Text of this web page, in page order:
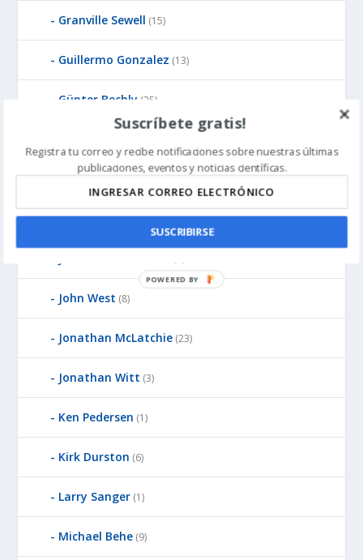
Granville Sewell (15)
Guillermo Gonzalez (13)
Günter Bechly (25)
Howard Glicksman(5)
James Gills(1)
John West (8)
Jonathan McLatchie (23)
Jonathan Witt (3)
Ken Pedersen (1)
Kirk Durston (6)
Larry Sanger (1)
Michael Behe (9)
Suscríbete gratis!
Registra tu correo y recibe notificaciones sobre nuestras últimas
publicaciones, eventos y noticias científicas.
SUSCRIBIRSE
P
W
E